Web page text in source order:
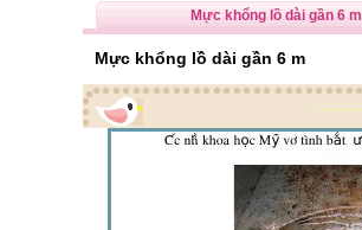
Mực khổng lồ dài gần 6 m
Mực khổng lồ dài gần 6 m